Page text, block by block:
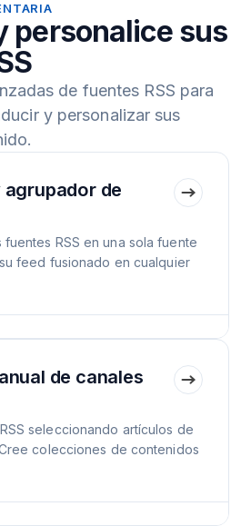
personalice sus
de fuentes RSS para
y personalizar sus
de
fuentes RSS en una sola fuente
feed fusionado en cualquier
de canales
seleccionando artículos de
colecciones de contenidos